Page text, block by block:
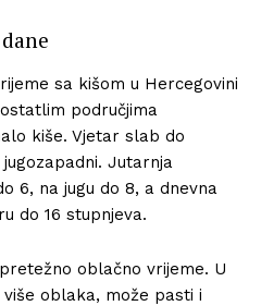
sa kišom u Hercegovini
područjima
kiše. Vjetar slab do
Jutarnja
6, na jugu do 8, a dnevna
do 16 stupnjeva.
oblačno vrijeme. U
oblaka, može pasti i